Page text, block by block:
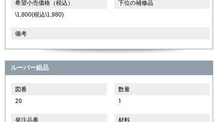
希望小売価格（税込）
\1,800(税込\1,980)
下位の補修品
備考
ルーバー組品
図番
20
数量
1
発注品番 材料